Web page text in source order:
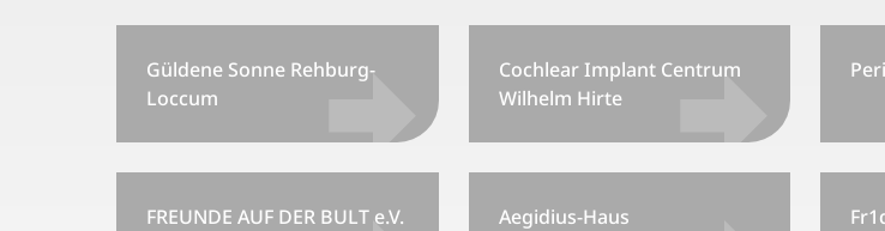
Güldene Sonne Rehburg-
Loccum
Cochlear Implant Centrum
Wilhelm Hirte
FREUNDE AUF DER BULT e.V. Aegidius-Haus